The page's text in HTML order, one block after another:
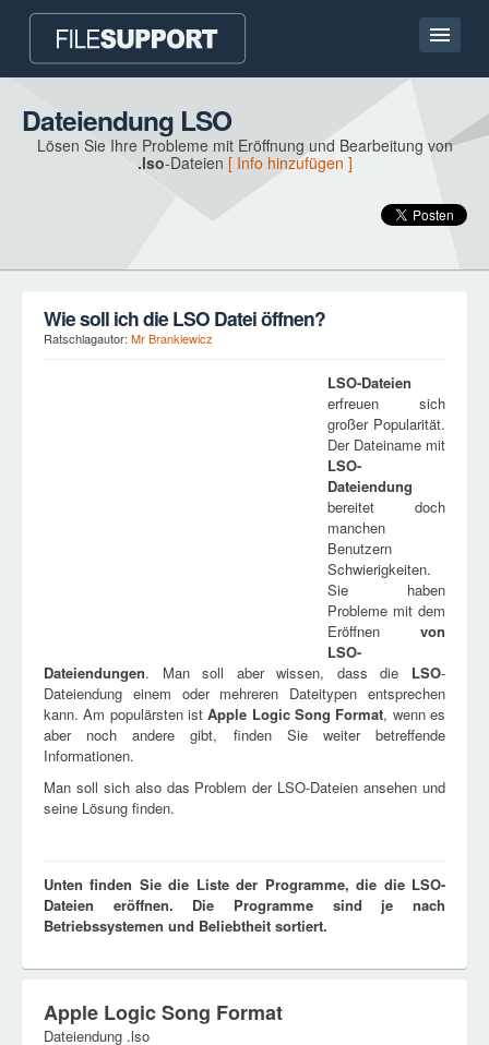
Hauptseite
Kontakt
Dateiendung LSO
Lösen Sie Ihre Probleme mit Eröffnung und Bearbeitung von
.lso-Dateien [ Info hinzufügen ]
Wie soll ich die LSO Datei öffnen?
Ratschlagautor: Mr Brankiewicz
LSO-Dateien
erfreuen sich
großer Popularität.
Der Dateiname mit
LSO-
Dateiendung
bereitet doch
manchen
Benutzern
Schwierigkeiten.
Sie haben
Probleme mit dem
Eröffnen von
LSO-
Dateiendungen. Man soll aber wissen, dass die LSO-
Dateiendung einem oder mehreren Dateitypen entsprechen
kann. Am populärsten istApple Logic Song Format, wenn es
aber noch andere gibt, finden Sie weiter betreffende
Informationen.
Man soll sich also das Problem der LSO-Dateien ansehen und
seine Lösung finden.
Unten finden Sie die Liste der Programme, die die LSO-
Dateien eröffnen. Die Programme sind je nach
Betriebssystemen und Beliebtheit sortiert.
Apple Logic Song Format
Dateiendung .lso